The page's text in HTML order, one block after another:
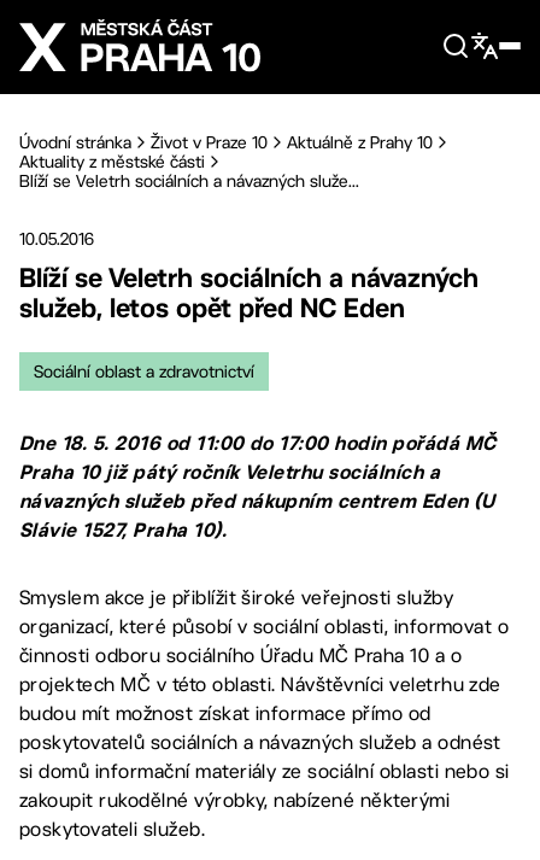
Přejít na hlavní obsah
Úvodní stránka Život v Praze 10
Aktuálně z Prahy 10
Aktuality z městské části
Blíží se Veletrh sociálních a návazných služe...
10.05.2016
Blíží se Veletrh sociálních a návazných
služeb, letos opět před NC Eden
Sociální oblast a zdravotnictví
Dne 18. 5. 2016 od 11:00 do 17:00 hodin pořádá MČ
Praha 10 již pátý ročník Veletrhu sociálních a
návazných služeb před nákupním centrem Eden (U
Slávie 1527, Praha 10).
Smyslem akce je přiblížit široké veřejnosti služby
organizací, které působí v sociální oblasti, informovat o
činnosti odboru sociálního Úřadu MČ Praha 10 a o
projektech MČ v této oblasti. Návštěvníci veletrhu zde
budou mít možnost získat informace přímo od
poskytovatelů sociálních a návazných služeb a odnést
si domů informační materiály ze sociální oblasti nebo si
zakoupit rukodělné výrobky, nabízené některými
poskytovateli služeb.